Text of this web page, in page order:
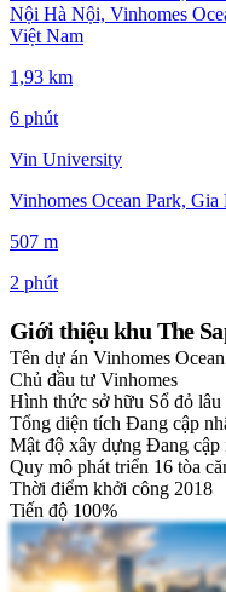
Nội Hà Nội, Vinhomes
Việt Nam
1,93 km
6 phút
Vin University
Vinhomes Ocean Park,
507 m
2 phút
Giới thiệu khu The
Tên dự án Vinhomes
Chủ đầu tư Vinhomes
Hình thức sở hữu Sổ đỏ lâu
Tổng diện tích Đang cập
Mật độ xây dựng Đang cập
Quy mô phát triển 16 tòa
Thời điểm khởi công 2018
Tiến độ 100%